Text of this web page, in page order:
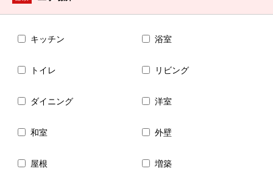
キッチン 浴室
トイレ リビング
ダイニング 洋室
和室 外壁
屋根 増築